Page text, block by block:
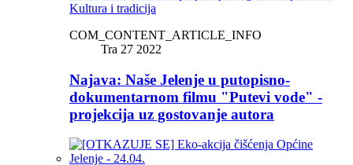
Kultura i tradicija
COM_CONTENT_ARTICLE_INFO
Tra 27 2022
Najava: Naše Jelenje u putopisno-
dokumentarnom filmu "Putevi vode" -
projekcija uz gostovanje autora